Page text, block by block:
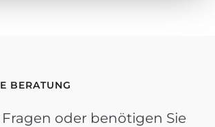
BERATUNG
Fragen oder benötigen Sie